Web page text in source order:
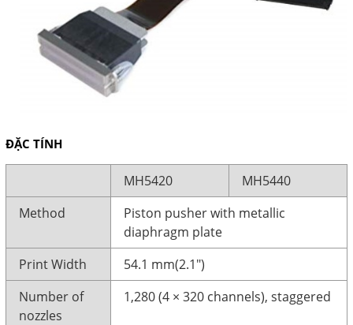
ĐẶC TÍNH
MH5420
MH5440
Method
Piston pusher with metallic
diaphragm plate
Print Width
54.1 mm(2.1")
Number of
nozzles
1,280 (4 × 320 channels), staggered